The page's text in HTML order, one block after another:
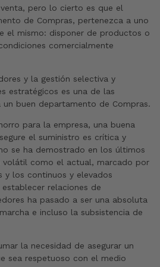
pero lo cierto es que el
de Compras, pertenezca a uno
el mismo: disponer de productos o
comercialmente
y la gestión selectiva y
estratégicos es una de las
buen departamento de Compras.
para la empresa, una buena
el suministro es crítica y
se ha demostrado en los últimos
volátil como el actual, marcado por
y los continuos y elevados
relaciones de
ha pasado a ser una absoluta
e incluso la subsistencia de
la necesidad de asegurar un
sea respetuoso con el medio